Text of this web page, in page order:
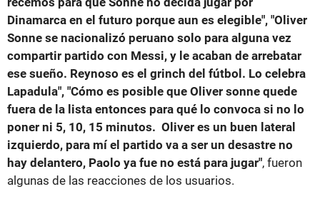
Dinamarca en el futuro porque aun es elegible", "Oliver
Sonne se nacionalizó peruano solo para alguna vez
compartir partido con Messi, y le acaban de arrebatar
ese sueño. Reynoso es el grinch del fútbol. Lo celebra
Lapadula", "Cómo es posible que Oliver sonne quede
fuera de la lista entonces para qué lo convoca si no lo
poner ni 5, 10, 15 minutos. Oliver es un buen lateral
izquierdo, para mí el partido va a ser un desastre no
hay delantero, Paolo ya fue no está para jugar", fueron
algunas de las reacciones de los usuarios.